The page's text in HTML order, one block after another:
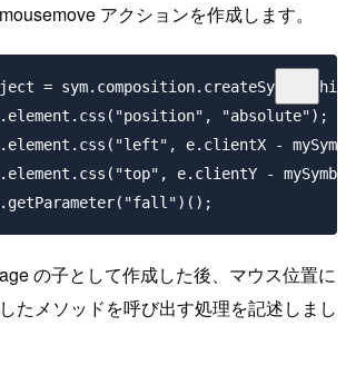
アクションを作成します。
=
"absolute");
e.clientX -
e.clientY -
の子として作成した後、マウス位置に
たメソッドを呼び出す処理を記述しまし